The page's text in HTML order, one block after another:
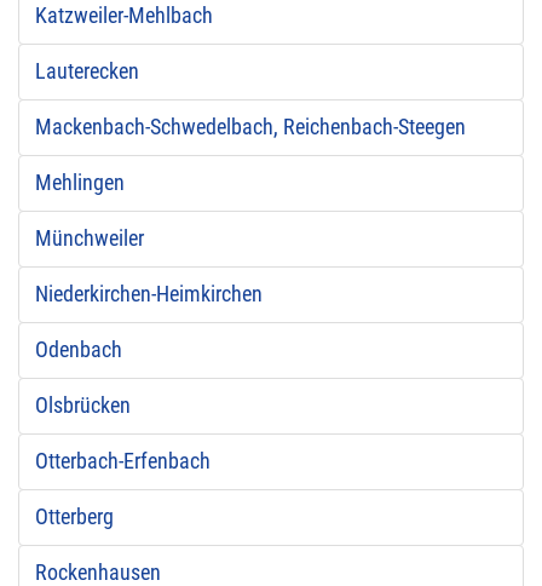
Katzweiler-Mehlbach
Lauterecken
Mackenbach-Schwedelbach, Reichenbach-Steegen
Mehlingen
Münchweiler
Niederkirchen-Heimkirchen
Odenbach
Olsbrücken
Otterbach-Erfenbach
Otterberg
Rockenhausen